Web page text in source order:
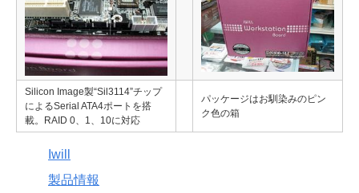
Silicon Image製“Sil3114”チップ
によるSerial ATA4ポートを搭
載。RAID 0、1、10に対応
パッケージはお馴染みのピン
ク色の箱
Iwill
製品情報